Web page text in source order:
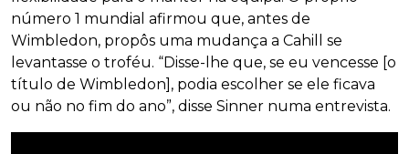
número 1 mundial afirmou que, antes de
Wimbledon, propôs uma mudança a Cahill se
levantasse o troféu. “Disse-lhe que, se eu vencesse [o
título de Wimbledon], podia escolher se ele ficava
ou não no fim do ano”, disse Sinner numa entrevista.